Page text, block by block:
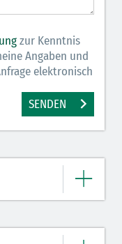
zur Kenntnis
Angaben und
elektronisch
SENDEN